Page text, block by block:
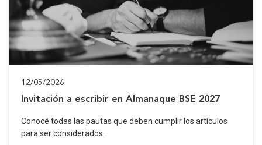
12/05/2026
Invitación a escribir en Almanaque BSE 2027
Conocé todas las pautas que deben cumplir los artículos
para ser considerados.